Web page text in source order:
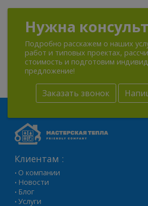
Нужна
Подробно расскажем о наших
работ и типовых проектах,
стоимость и подготовим
предложение!
Заказать звонок
Клиентам :
• О компании
• Новости
• Блог
• Услуги